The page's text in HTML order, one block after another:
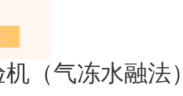
（气冻水融法）